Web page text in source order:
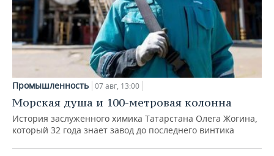
Промышленность 07 авг, 13:00
Морская душа и 100-метровая колонна
История заслуженного химика Татарстана Олега Жогина,
который 32 года знает завод до последнего винтика